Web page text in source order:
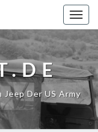
Der US Army